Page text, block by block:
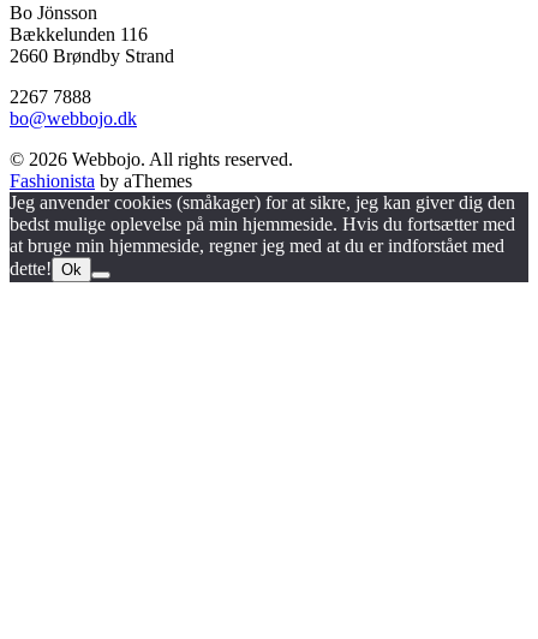
Bo Jönsson
Bækkelunden 116
2660 Brøndby Strand
2267 7888
bo@webbojo.dk
© 2026 Webbojo. All rights reserved.
Fashionista by aThemes
Jeg anvender cookies (småkager) for at sikre, jeg kan giver dig den
bedst mulige oplevelse på min hjemmeside. Hvis du fortsætter med
at bruge min hjemmeside, regner jeg med at du er indforstået med
dette! Ok